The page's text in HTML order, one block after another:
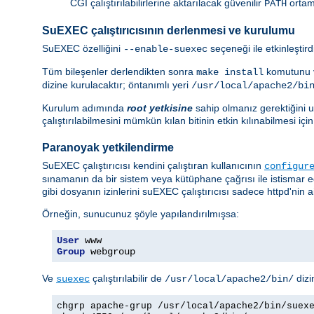
CGI çalıştırılabilirlerine aktarılacak güvenilir PATH
SuEXEC çalıştırıcısının derlenmesi ve kurulumu
SuEXEC özelliğini --enable-suexec seçeneği ile
Tüm bileşenler derlendikten sonra make install
dizine kurulacaktır; öntanımlı yeri /usr/local/apache2/
Kurulum adımında root yetkisine sahip olmanız gerektiğini
çalıştırılabilmesini mümkün kılan bitinin etkin kılınabilmesi
Paranoyak yetkilendirme
SuEXEC çalıştırıcısı kendini çalıştıran kullanıcının configure
sınamanın da bir sistem veya kütüphane çağrısı ile
gibi dosyanın izinlerini suEXEC çalıştırıcısı sadece httpd'nin
Örneğin, sunucunuz şöyle yapılandırılmışsa:
User
Group webgroup
Ve suexec çalıştırılabilir de /usr/local/apache2/bin/
chgrp apache-grup /usr/local/apache2/bin/